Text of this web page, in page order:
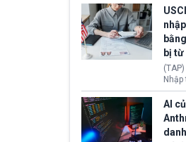
cuộc
khỏe
thiếu
theo
diễn
Tối
tuyên
bị
trình
nhập
viên
AI